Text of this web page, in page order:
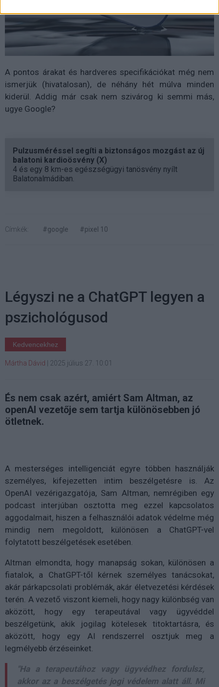
A pontos árakat és hardveres specifikációkat még nem
ismerjük (hivatalosan), de néhány hét múlva minden
kiderül. Addig már csak nem szivárog ki semmi más,
ugye Google?
Pulzusméréssel segíti a biztonságos mozgást az új
balatoni kardioösvény (X)
4 és egy 8 km-es egészségügyi tanösvény nyílt
Balatonalmádiban.
Címkék: #google #pixel 10
Légyszi ne a ChatGPT legyen a
pszichológusod
Kedvencekhez
Mártha Dávid 2025 július 27. 10:01
És nem csak azért, amiért Sam Altman, az
openAI vezetője sem tartja különösebben jó
ötletnek.
A mesterséges intelligenciát egyre többen használják
személyes, kifejezetten intim beszélgetésre is. Az
OpenAI vezérigazgatója, Sam Altman, nemrégiben egy
podcast interjúban osztotta meg ezzel kapcsolatos
aggodalmait, hiszen a felhasználói adatok védelme még
mindig nem megoldott, különösen a ChatGPT-vel
folytatott beszélgetések esetében.
Altman elmondta, hogy manapság sokan, különösen a
fiatalok, a ChatGPT-től kérnek személyes tanácsokat,
akár párkapcsolati problémák, akár életvezetési kérdések
terén. A vezető viszont kiemeli, hogy nagy különbség van
aközött, hogy egy terapeutával vagy ügyvéddel
beszélgetünk, akik jogilag kötelesek titoktartásra, és
aközött, hogy egy AI rendszerrel osztjuk meg a
legmélyebb érzéseinket.
"Ha a terapeutához vagy ügyvédhez fordulsz,
akkor az a beszélgetés jogi védelem alatt áll. Mi